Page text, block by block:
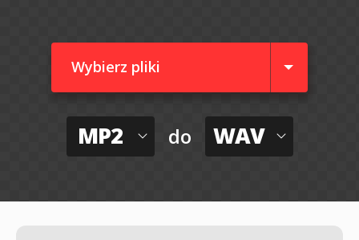
Wybierz pliki
MP2 do WAV